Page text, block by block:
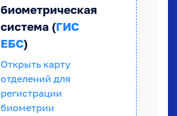
биометрическая
система (ГИС
ЕБС)
Открыть карту
отделений для
регистрации
биометрии